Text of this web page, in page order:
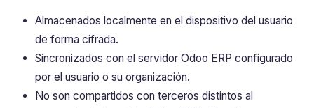
Almacenados localmente en el dispositivo del usuario
de forma cifrada.
Sincronizados con el servidor Odoo ERP configurado
por el usuario o su organización.
No son compartidos con terceros distintos al